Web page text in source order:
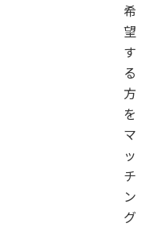
希
望
す
る
方
を
マ
ッ
チ
ン
グ